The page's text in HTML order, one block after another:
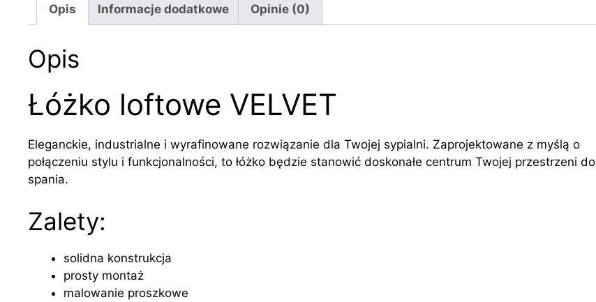
Opis Informacje dodatkowe Opinie (0)
Opis
Łóżko loftowe VELVET
Eleganckie, industrialne i wyrafinowane rozwiązanie dla Twojej sypialni. Zaprojektowane z myślą o
połączeniu stylu i funkcjonalności, to łóżko będzie stanowić doskonałe centrum Twojej przestrzeni do
spania.
Zalety:
solidna konstrukcja
prosty montaż
malowanie proszkowe